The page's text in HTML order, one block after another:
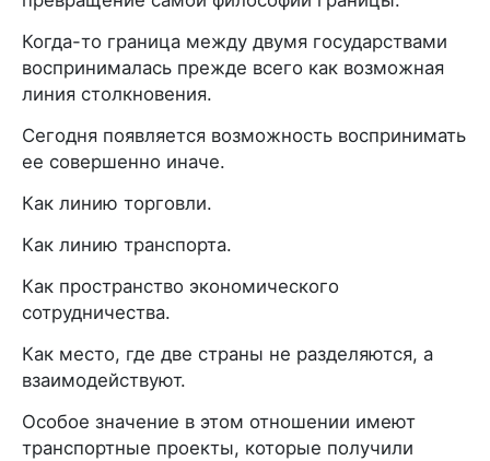
Когда-то граница между двумя государствами
воспринималась прежде всего как возможная
линия столкновения.
Сегодня появляется возможность воспринимать
ее совершенно иначе.
Как линию торговли.
Как линию транспорта.
Как пространство экономического
сотрудничества.
Как место, где две страны не разделяются, а
взаимодействуют.
Особое значение в этом отношении имеют
транспортные проекты, которые получили